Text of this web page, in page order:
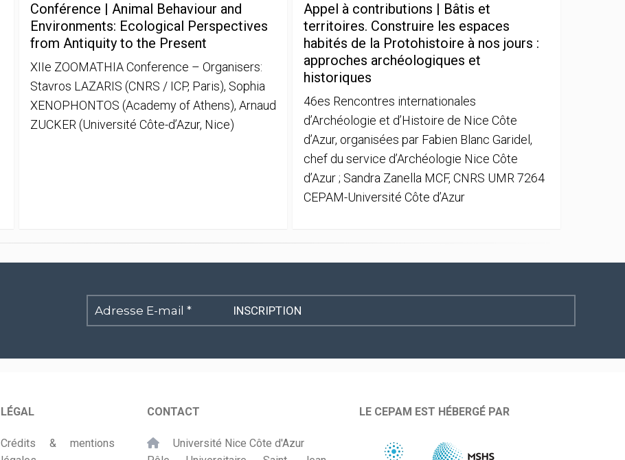
Conférence | Animal Behaviour and
Environments: Ecological Perspectives
from Antiquity to the Present
XIIe ZOOMATHIA Conference – Organisers:
Stavros LAZARIS (CNRS / ICP, Paris), Sophia
XENOPHONTOS (Academy of Athens), Arnaud
ZUCKER (Université Côte-d’Azur, Nice)
Appel à contributions | Bâtis et
territoires. Construire les espaces
habités de la Protohistoire à nos jours :
approches archéologiques et
historiques
46es Rencontres internationales
d’Archéologie et d’Histoire de Nice Côte
d’Azur, organisées par Fabien Blanc Garidel,
chef du service d’Archéologie Nice Côte
d’Azur ; Sandra Zanella MCF, CNRS UMR 7264
CEPAM-Université Côte d’Azur
Adresse
E-
LÉGAL
Crédits & mentions
CONTACT
Université Nice Côte d'Azur
LE CEPAM EST HÉBERGÉ PAR